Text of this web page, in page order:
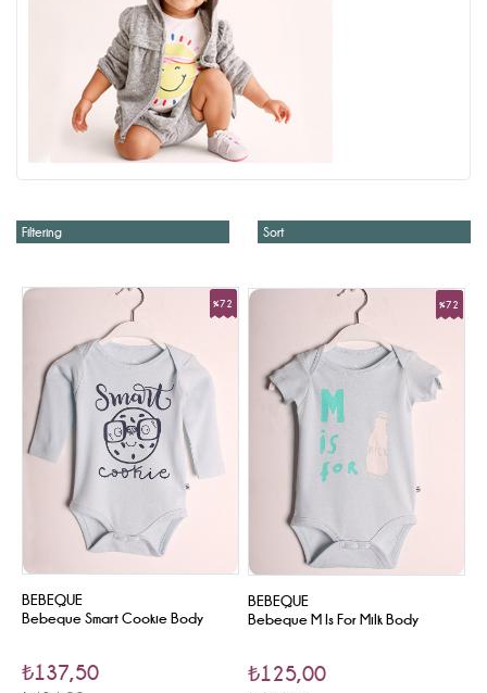
Filtering Sort
BEBEQUE
Bebeque Smart Cookie Body
₺137,50
%72
BEBEQUE
Bebeque M Is For Milk Body
₺125,00
%72